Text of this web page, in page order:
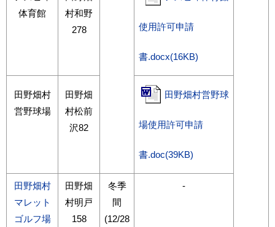
体育館
村和野
278
使用許可申請
書.docx(16KB)
田野畑村
営野球場
田野畑
村松前
沢82
田野畑村営野球
場使用許可申請
書.doc(39KB)
田野畑村
マレット
ゴルフ場
田野畑
村明戸
158
冬季
間
(12/28
-